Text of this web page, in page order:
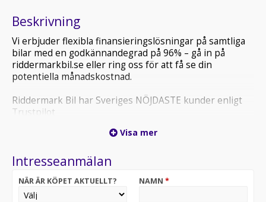
Beskrivning
Vi erbjuder flexibla finansieringslösningar på samtliga
bilar med en godkännandegrad på 96% – gå in på
riddermarkbil.se eller ring oss för att få se din
potentiella månadskostnad.
Riddermark Bil har Sveriges NÖJDASTE kunder enligt
Trustpilot
hemleverans i hela Sverige!*
En elegant premiumkombi som kombinerar hög
tronic-automaten, den rymliga kupén och de fina
långfärdsegenskaperna gör den perfekt för både
Visa mer
Intresseanmälan
NÄR ÄR KÖPET AKTUELLT? NAMN *